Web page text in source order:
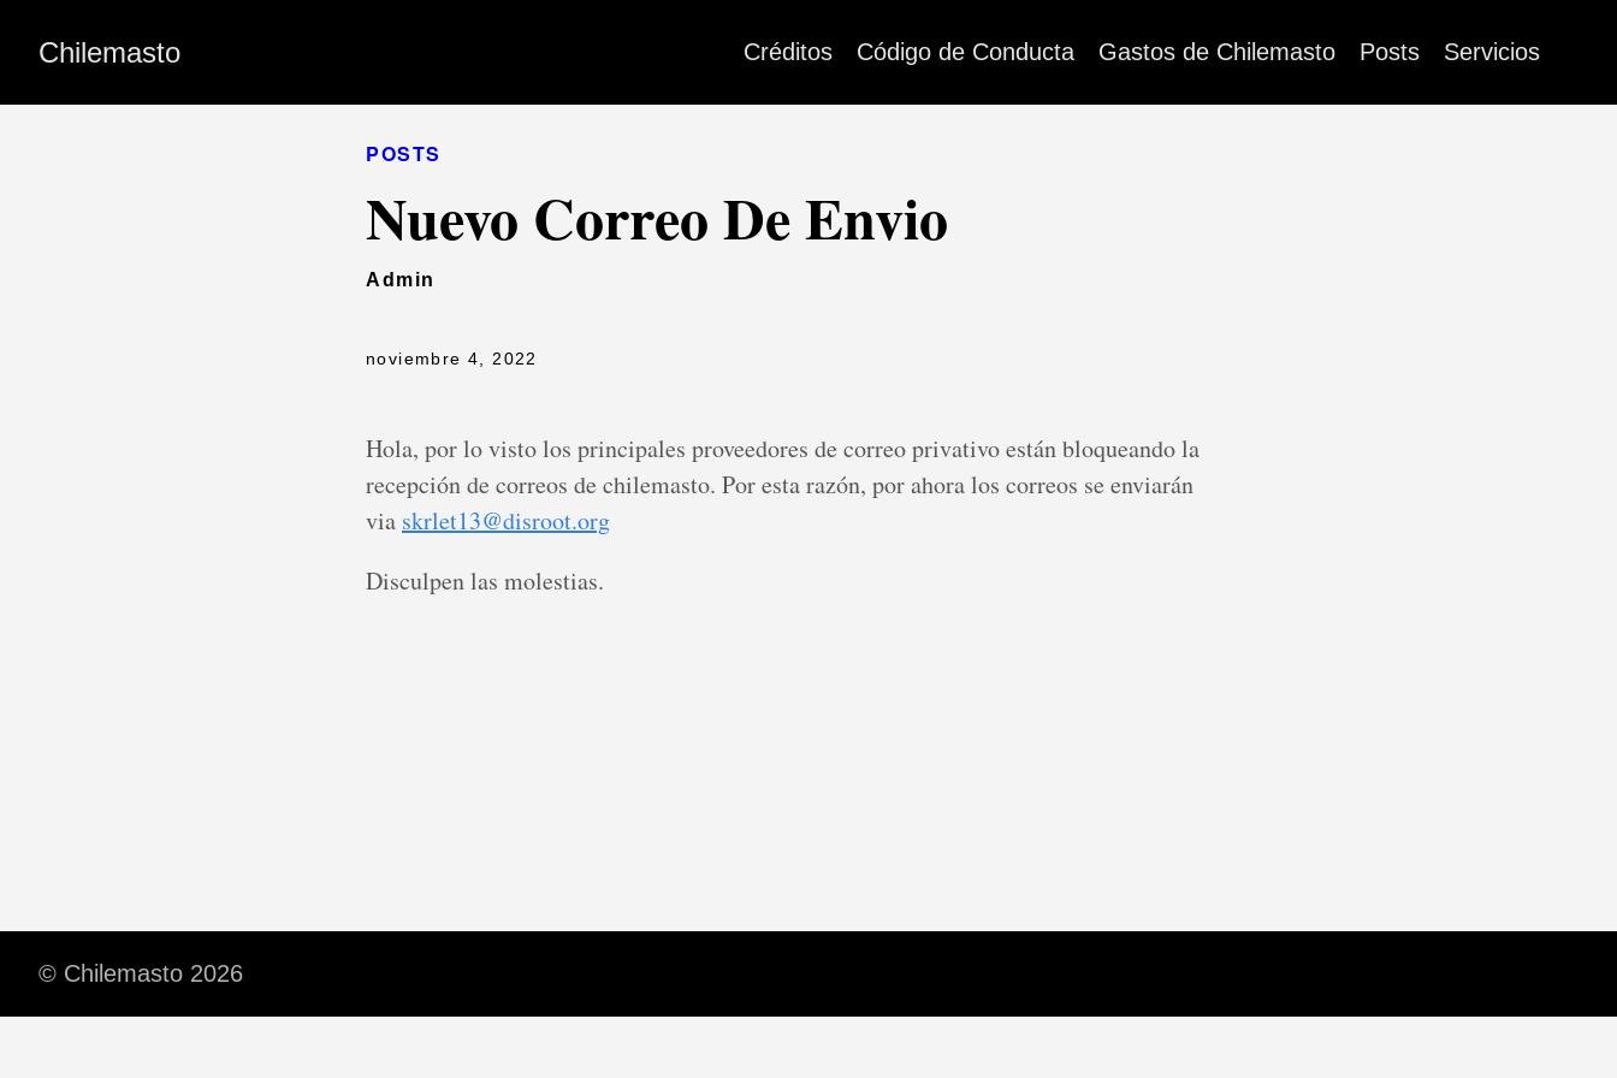
Chilemasto Créditos Código de Conducta Gastos de Chilemasto Posts Servicios
POSTS
Nuevo Correo De Envio
Admin
noviembre 4, 2022
Hola, por lo visto los principales proveedores de correo privativo están bloqueando la
recepción de correos de chilemasto. Por esta razón, por ahora los correos se enviarán
via skrlet13@disroot.org
Disculpen las molestias.
© Chilemasto 2026